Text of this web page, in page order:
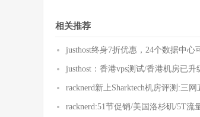
相关推荐
justhost终身7折优惠，24个数据中心
justhost：香港vps测试/香港机房已
racknerd新上Sharktech机房评测:三
racknerd:51节促销/美国洛杉矶/5T流